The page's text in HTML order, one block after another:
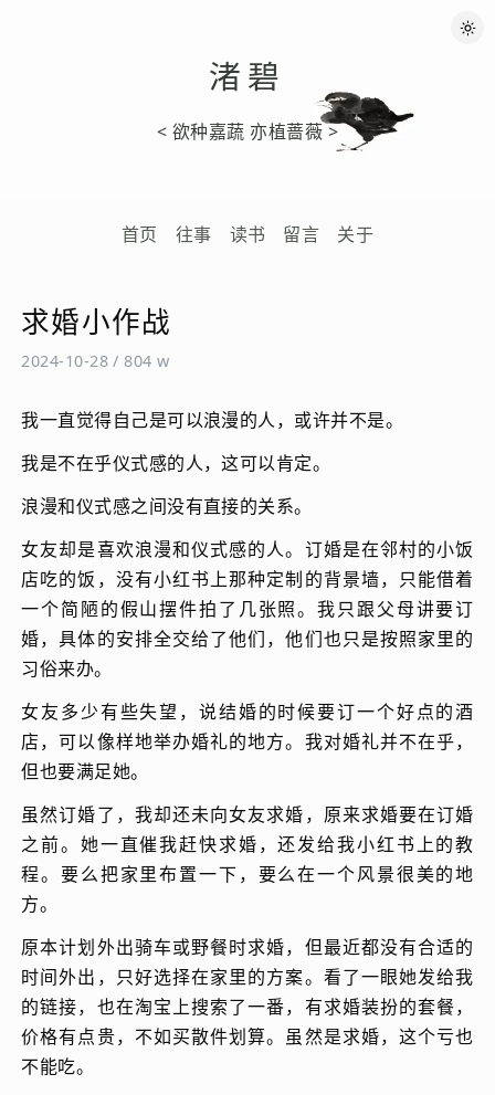
渚碧
< 欲种嘉蔬 亦植蔷薇 >
首页 往事 读书 留言 关于
求婚小作战
2024-10-28/804 w
我一直觉得自己是可以浪漫的人，或许并不是。
我是不在乎仪式感的人，这可以肯定。
浪漫和仪式感之间没有直接的关系。
女友却是喜欢浪漫和仪式感的人。订婚是在邻村的小饭
店吃的饭，没有小红书上那种定制的背景墙，只能借着
一个简陋的假山摆件拍了几张照。我只跟父母讲要订
婚，具体的安排全交给了他们，他们也只是按照家里的
习俗来办。
女友多少有些失望，说结婚的时候要订一个好点的酒
店，可以像样地举办婚礼的地方。我对婚礼并不在乎，
但也要满足她。
虽然订婚了，我却还未向女友求婚，原来求婚要在订婚
之前。她一直催我赶快求婚，还发给我小红书上的教
程。要么把家里布置一下，要么在一个风景很美的地
方。
原本计划外出骑车或野餐时求婚，但最近都没有合适的
时间外出，只好选择在家里的方案。看了一眼她发给我
的链接，也在淘宝上搜索了一番，有求婚装扮的套餐，
价格有点贵，不如买散件划算。虽然是求婚，这个亏也
不能吃。